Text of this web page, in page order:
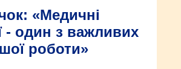
«Медичні
- один з важливих
роботи»